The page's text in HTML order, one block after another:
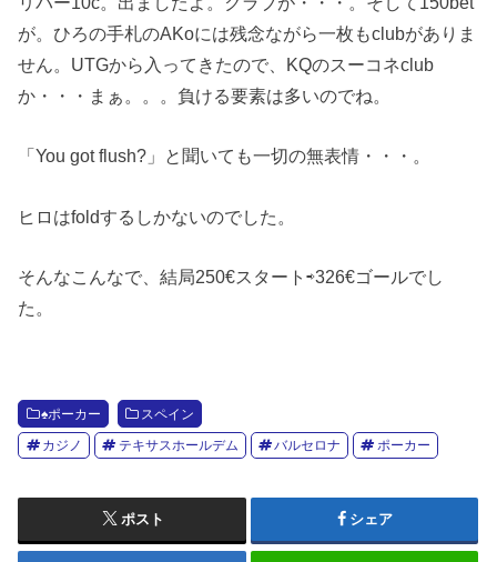
が。ひろの手札のAKoには残念ながら一枚もclubがありま
せん。UTGから入ってきたので、KQのスーコネclub
か・・・まぁ。。。負ける要素は多いのでね。
「You got flush?」と聞いても一切の無表情・・・。
ヒロはfoldするしかないのでした。
そんなこんなで、結局250€スタート⇨326€ゴールでし
た。
♠️ポーカー スペイン
カジノ テキサスホールデム バルセロナ ポーカー
ポスト シェア